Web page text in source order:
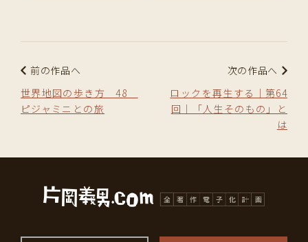
前の作品へ
世界地図の歩き方 48
ピジャミニとの旅
次の作品へ
ロックを再生する｜第64
回｜「人生そのもの」と
は